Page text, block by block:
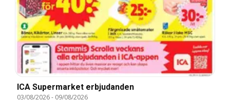
ICA Supermarket erbjudanden
03/08/2026- 09/08/2026